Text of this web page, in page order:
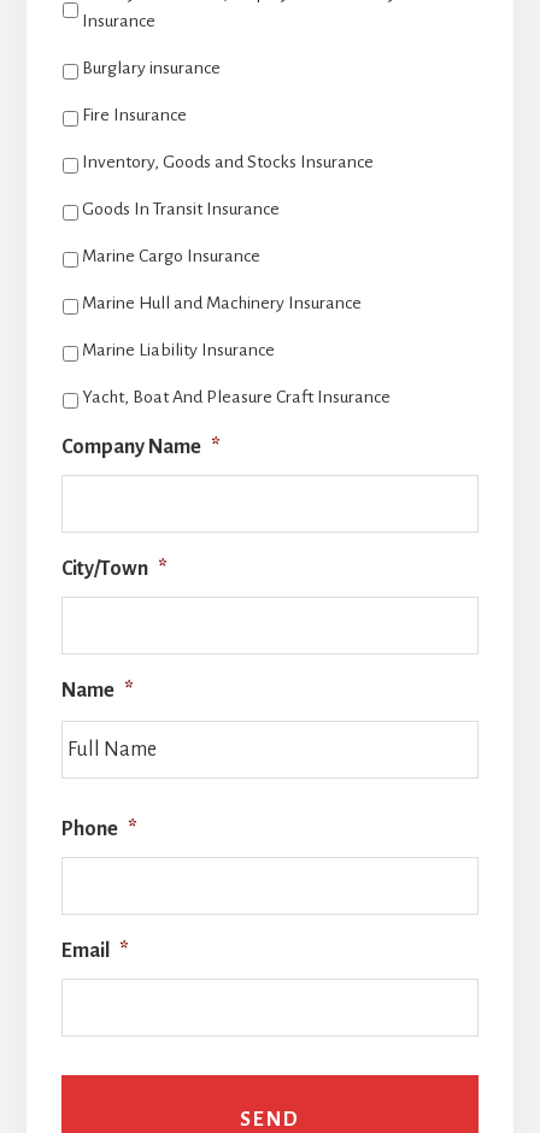
Insurance
Burglary insurance
Fire Insurance
Inventory, Goods and Stocks Insurance
Goods In Transit Insurance
Marine Cargo Insurance
Marine Hull and Machinery Insurance
Marine Liability Insurance
Yacht, Boat And Pleasure Craft Insurance
Company Name *
City/Town *
Name *
Phone *
Email *